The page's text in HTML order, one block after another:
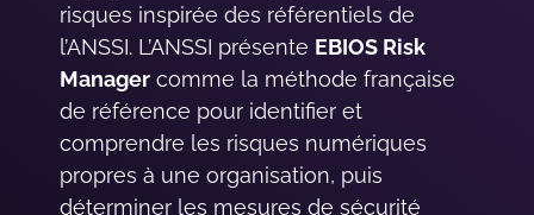
risques inspirée des référentiels de
l’ANSSI. L’ANSSI présente EBIOS Risk
Manager comme la méthode française
de référence pour identifier et
comprendre les risques numériques
propres à une organisation, puis
déterminer les mesures de sécurité